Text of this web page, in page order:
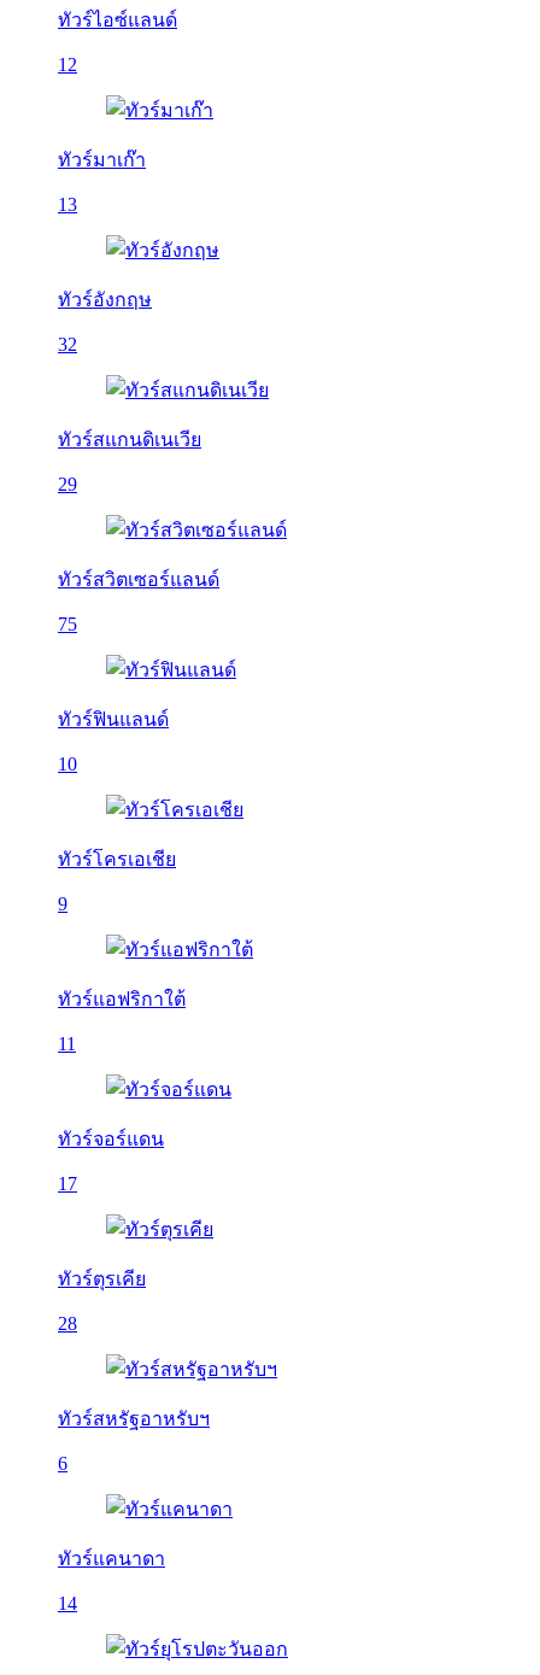
ทัวร์ไอซ์แลนด์
12
ทัวร์มาเก๊า
13
ทัวร์อังกฤษ
32
ทัวร์สแกนดิเนเวีย
29
ทัวร์สวิตเซอร์แลนด์
75
ทัวร์ฟินแลนด์
10
ทัวร์โครเอเชีย
9
ทัวร์แอฟริกาใต้
11
ทัวร์จอร์แดน
17
ทัวร์ตุรเคีย
28
ทัวร์สหรัฐอาหรับฯ
6
ทัวร์แคนาดา
14